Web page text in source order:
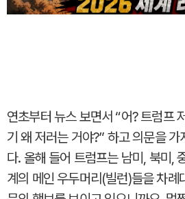
연초부터 뉴스 보면서 “어? 트럼프
기 왜 저러는 거야?” 하고 의문을 가
다. 올해 들어 트럼프는 남미, 북미,
계의 메인 우두머리(빌런)들을 차례